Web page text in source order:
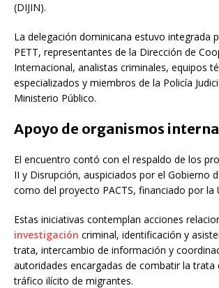
(DIJIN).
La delegación dominicana estuvo integrada
PETT, representantes de la Dirección de
Internacional, analistas criminales, equipos
especializados y miembros de la Policía
Ministerio Público.
Apoyo de organismos
El encuentro contó con el respaldo de los
II y Disrupción, auspiciados por el Gobierno
como del proyecto PACTS, financiado por la
Estas iniciativas contemplan acciones
investigación criminal, identificación y
trata, intercambio de información y
autoridades encargadas de combatir la trata
tráfico ilícito de migrantes.